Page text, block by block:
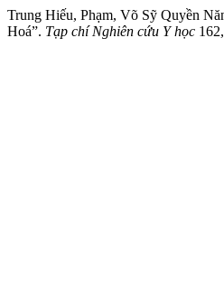
Trung Hiếu, Phạm, Võ Sỹ Quyền
Hoá”. Tạp chí Nghiên cứu Y học